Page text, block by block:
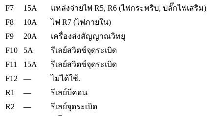
F7
15A
แหล่งจ่ายไฟ R5, R6 (ไฟกระพริบ, ปลั๊กไฟเสริม)
F8
10A
ไฟ R7 (ไฟภายใน)
F9
20A
เครื่องส่งสัญญาณวิทยุ
F10
5A
รีเลย์สวิตช์จุดระเบิด
F11
15A
รีเลย์สวิตช์จุดระเบิด
F12
—
ไม่ได้ใช้.
R1
—
รีเลย์บีคอน
R2
— รีเลย์จุดระเบิด